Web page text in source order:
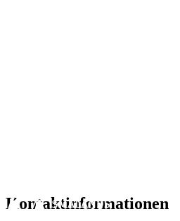
Kontaktinformationen